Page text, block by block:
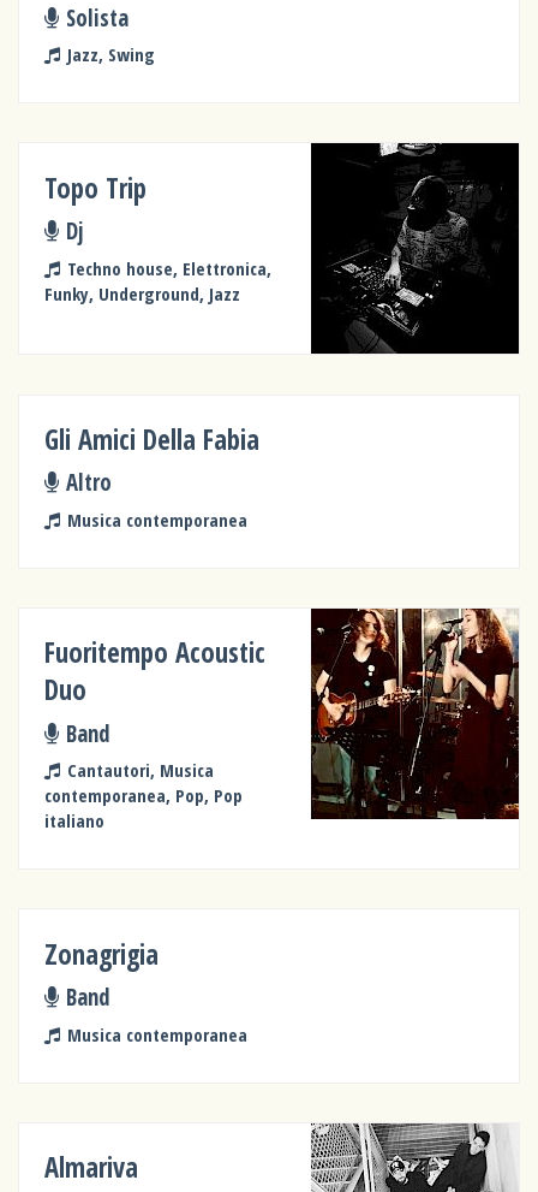
Solista
Jazz, Swing
Topo Trip
Dj
Techno house, Elettronica,
Funky, Underground, Jazz
Gli Amici Della Fabia
Altro
Musica contemporanea
Fuoritempo Acoustic
Duo
Band
Cantautori, Musica
contemporanea, Pop, Pop
italiano
Zonagrigia
Band
Musica contemporanea
Almariva